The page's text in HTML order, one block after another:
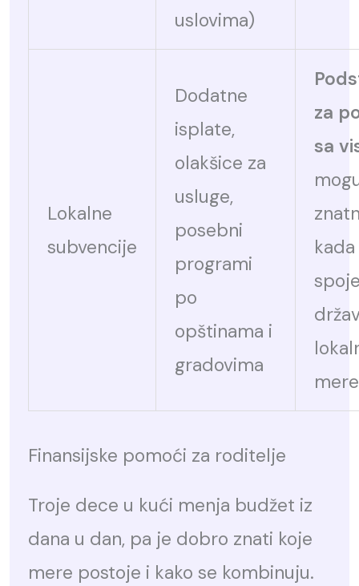
uslovima)
Lokalne
subvencije
Dodatne
isplate,
olakšice za
usluge,
posebni
programi
po
opštinama i
gradovima
za
sa
mere
Finansijske pomoći za roditelje
Troje dece u kući menja budžet iz
dana u dan, pa je dobro znati koje
mere postoje i kako se kombinuju.